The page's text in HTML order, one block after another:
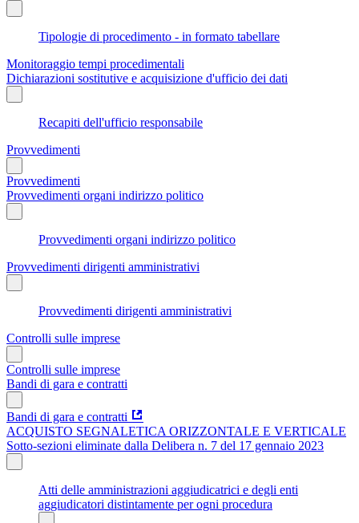
Tipologie di procedimento - in formato tabellare
Monitoraggio tempi procedimentali
Dichiarazioni sostitutive e acquisizione d'ufficio dei dati
Recapiti dell'ufficio responsabile
Provvedimenti
Provvedimenti
Provvedimenti organi indirizzo politico
Provvedimenti organi indirizzo politico
Provvedimenti dirigenti amministrativi
Provvedimenti dirigenti amministrativi
Controlli sulle imprese
Controlli sulle imprese
Bandi di gara e contratti
Bandi di gara e contratti
ACQUISTO SEGNALETICA ORIZZONTALE E VERTICALE
Sotto-sezioni eliminate dalla Delibera n. 7 del 17 gennaio 2023
Atti delle amministrazioni aggiudicatrici e degli enti
aggiudicatori distintamente per ogni procedura